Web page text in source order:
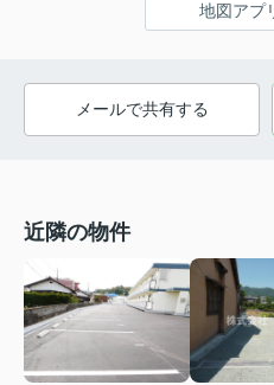
地図アプ
メールで共有する
近隣の物件